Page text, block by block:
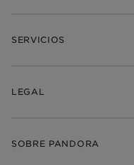
SERVICIOS
LEGAL
SOBRE PANDORA